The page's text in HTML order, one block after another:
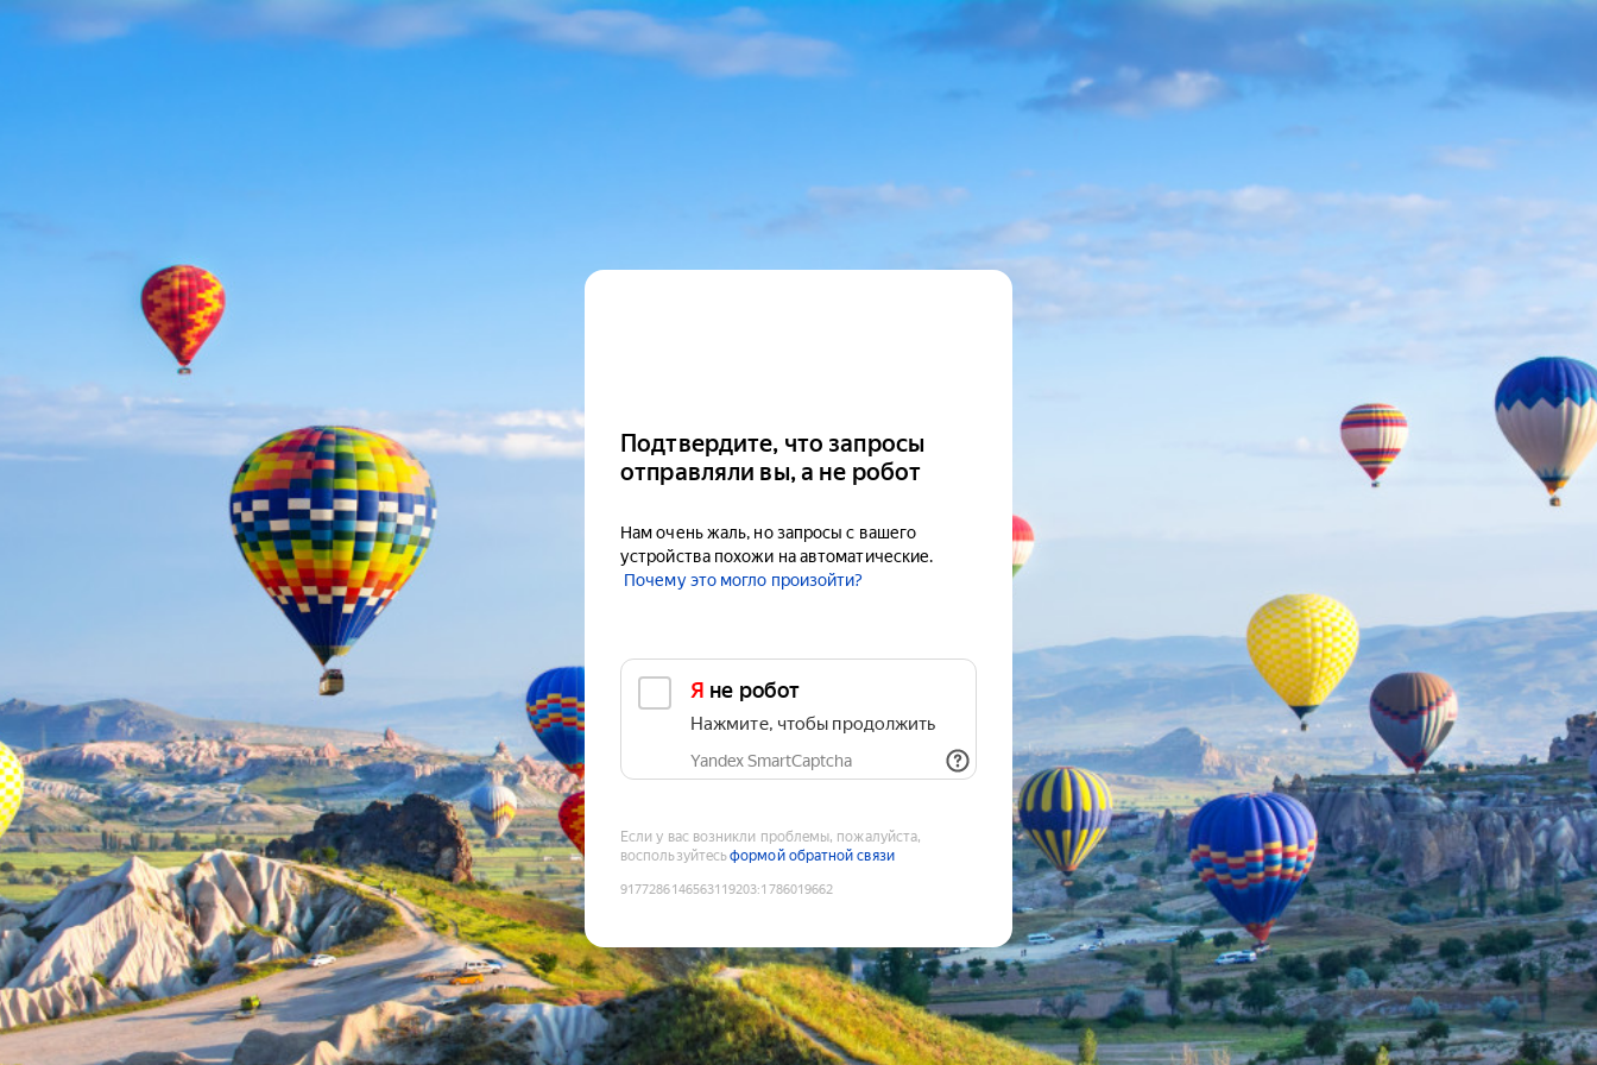
Подтвердите, что запросы
отправляли вы, а не робот
Нам очень жаль, но запросы с вашего
устройства похожи на автоматические.
Почему это могло произойти?
Я не робот
Нажмите, чтобы продолжить
Yandex SmartCaptcha
Если у вас возникли проблемы, пожалуйста,
воспользуйтесьформой обратной связи
9177286146563119203:1786019662